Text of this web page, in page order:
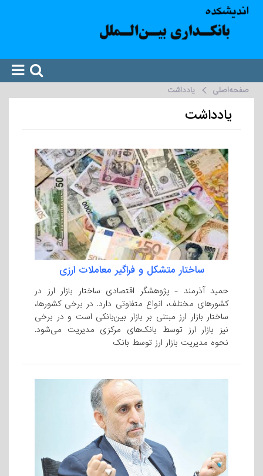
صفحه‌اصلی یادداشت
یادداشت
ساختار متشکل و فراگیر معاملات ارزی
حمید آذرمند - پژوهشگر اقتصادی ساختار بازار ارز در
کشورهای مختلف، انواع متفاوتی دارد. در برخی کشورها،
ساختار بازار ارز مبتنی بر بازار بین‌بانکی است و در برخی
نیز بازار ارز توسط بانک‌های مرکزی مدیریت ‌می‌شود.
نحوه مدیریت بازار ارز توسط بانک